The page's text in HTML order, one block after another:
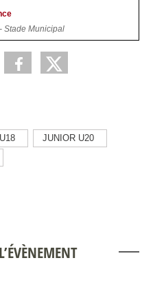
Stade Municipal
JUNIOR U20